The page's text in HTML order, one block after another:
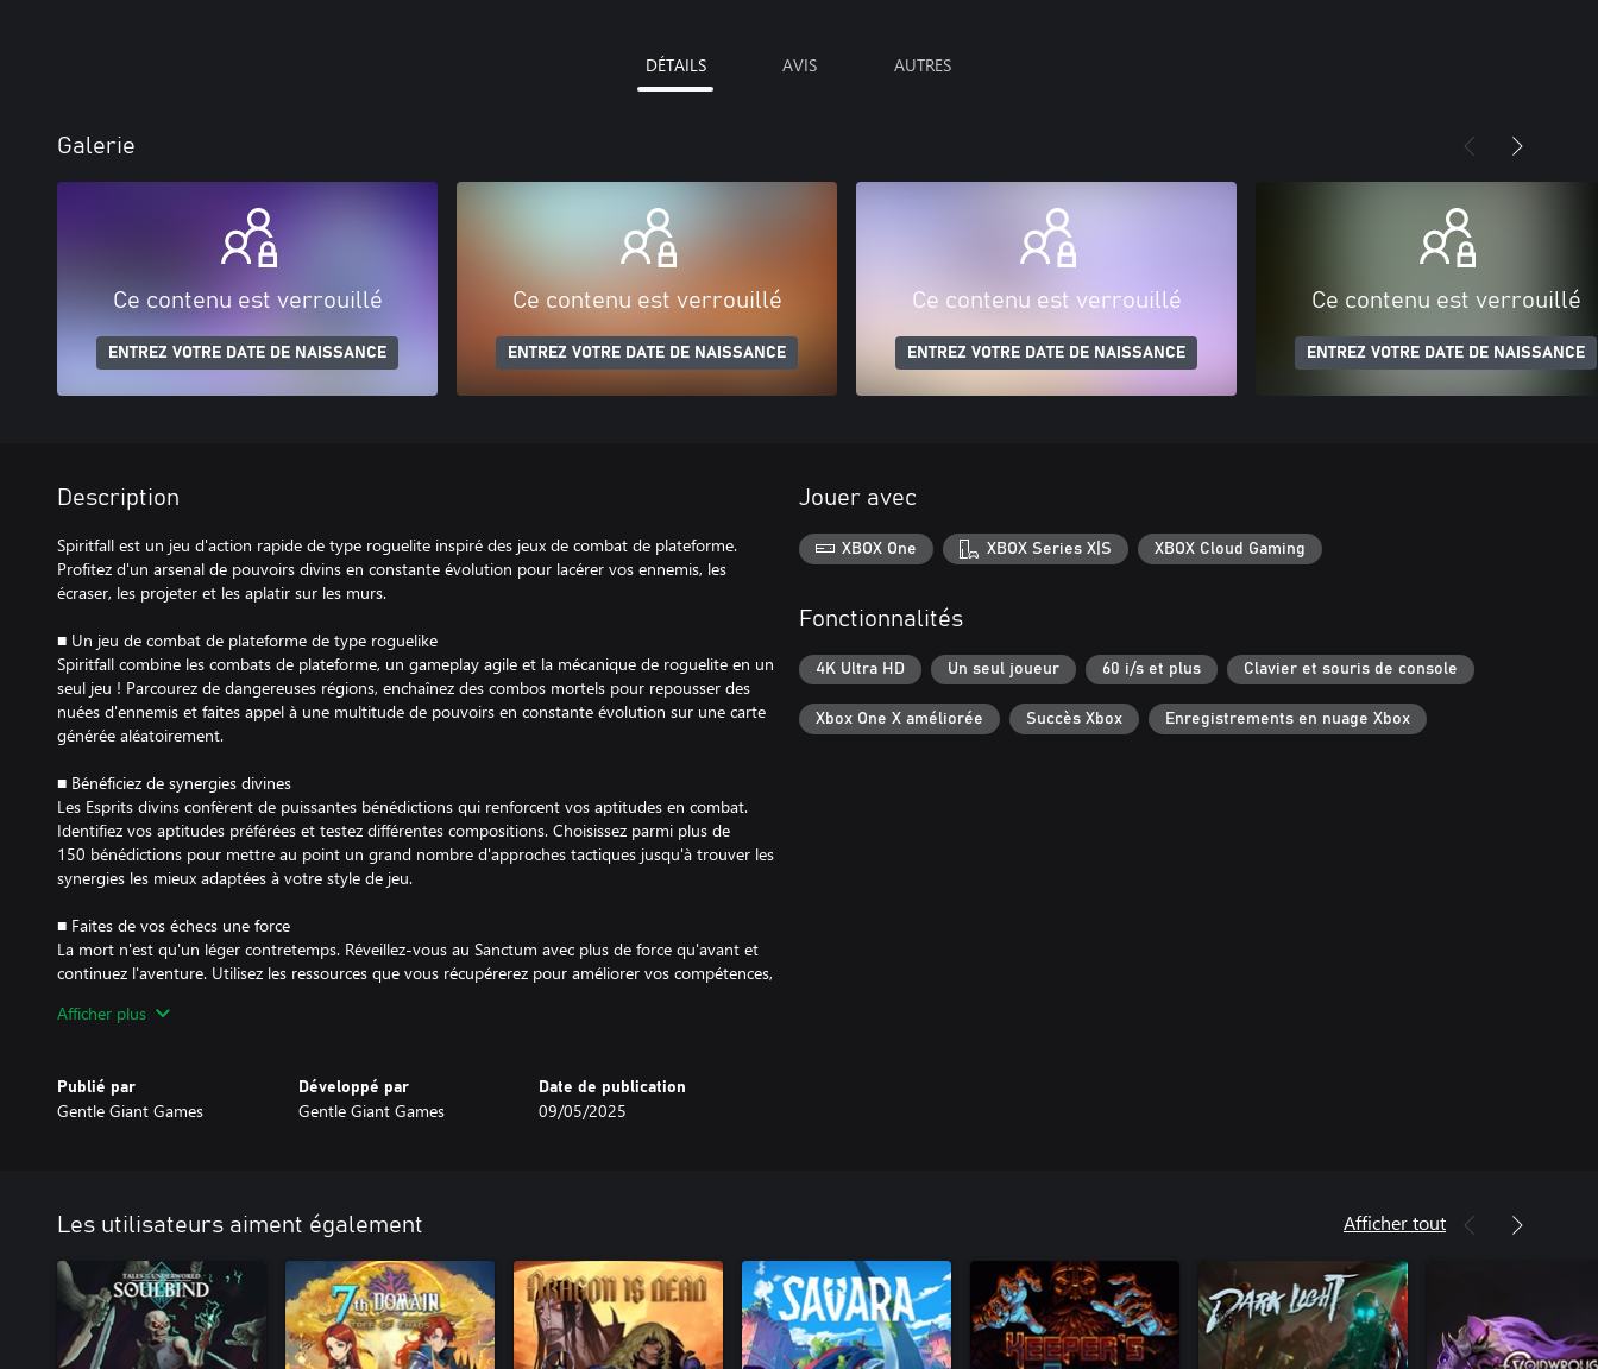
DÉTAILS AVIS AUTRES
Galerie
Ce contenu est verrouillé
ENTREZ VOTRE DATE DE NAISSANCE
Ce contenu est verrouillé
ENTREZ VOTRE DATE DE NAISSANCE
Ce contenu est verrouillé
ENTREZ VOTRE DATE DE NAISSANCE
Ce contenu est verrouillé
ENTREZ VOTRE DATE DE NAISSANCE
Description
Spiritfall est un jeu d'action rapide de type roguelite inspiré des jeux de combat de plateforme.
Profitez d'un arsenal de pouvoirs divins en constante évolution pour lacérer vos ennemis, les
écraser, les projeter et les aplatir sur les murs.
■ Un jeu de combat de plateforme de type roguelike
Spiritfall combine les combats de plateforme, un gameplay agile et la mécanique de roguelite en un
seul jeu ! Parcourez de dangereuses régions, enchaînez des combos mortels pour repousser des
nuées d'ennemis et faites appel à une multitude de pouvoirs en constante évolution sur une carte
générée aléatoirement.
■ Bénéficiez de synergies divines
Les Esprits divins confèrent de puissantes bénédictions qui renforcent vos aptitudes en combat.
Identifiez vos aptitudes préférées et testez différentes compositions. Choisissez parmi plus de
150 bénédictions pour mettre au point un grand nombre d'approches tactiques jusqu'à trouver les
synergies les mieux adaptées à votre style de jeu.
■ Faites de vos échecs une force
La mort n'est qu'un léger contretemps. Réveillez-vous au Sanctum avec plus de force qu'avant et
continuez l'aventure. Utilisez les ressources que vous récupérerez pour améliorer vos compétences,
Afficher plus
Publié par
Gentle Giant Games
Développé par
Gentle Giant Games
Date de publication
09/05/2025
Jouer avec
XBOX One XBOX Series X|S XBOX Cloud Gaming
Fonctionnalités
4K Ultra HD Un seul joueur 60 i/s et plus Clavier et souris de console
Xbox One X améliorée Succès Xbox Enregistrements en nuage Xbox
Les utilisateurs aiment également Afficher tout